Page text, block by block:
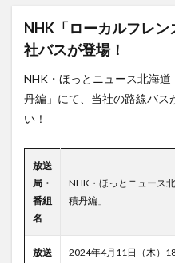
NHK「ローカルフレ
社バスが登場！
NHK・ほっとニュース北海
丹編」にて、当社の路線バス
い！
放送
局・
番組
名
NHK・ほっとニュース
積丹編」
放送
2024年4月11日（木）